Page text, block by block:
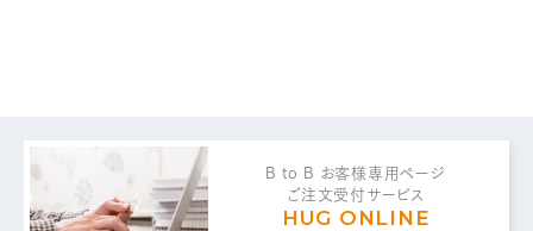
お問い合わせ・ご意見は
こちらからお願いいたします。
B to B お客様専用ページ
ご注文受付サービス
HUG ONLINE